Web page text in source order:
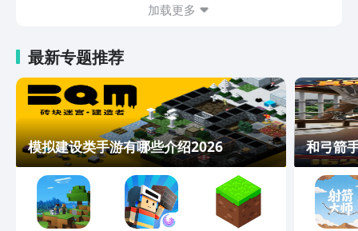
加载更多
最新专题推荐
模拟建设类手游有哪些介绍2026 和弓箭